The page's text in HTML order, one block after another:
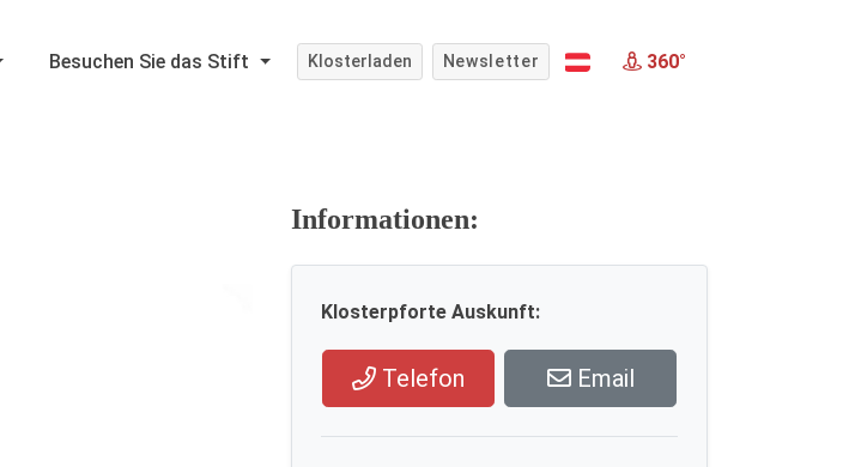
Besuchen Sie das Stift Klosterladen Newsletter 360°
Informationen:
Klosterpforte Auskunft:
Telefon Email